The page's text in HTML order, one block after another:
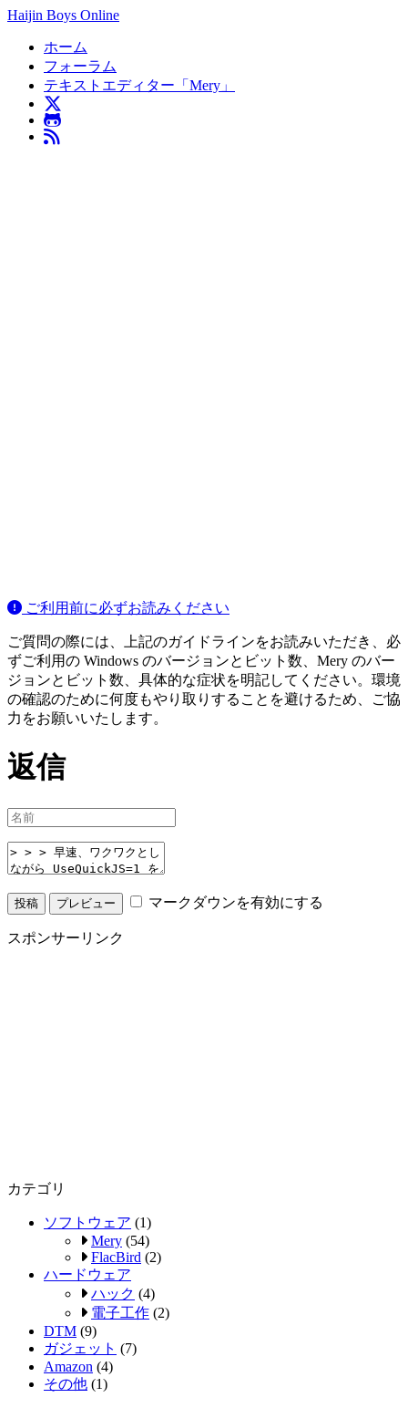
Haijin Boys Online
ホーム
フォーラム
テキストエディター「Mery」
ご利用前に必ずお読みください
ご質問の際には、上記のガイドラインをお読みいただき、必
ずご利用の Windows のバージョンとビット数、Mery のバー
ジョンとビット数、具体的な症状を明記してください。環境
の確認のために何度もやり取りすることを避けるため、ご協
力をお願いいたします。
返信
マークダウンを有効にする
スポンサーリンク
カテゴリ
ソフトウェア (1)
Mery (54)
FlacBird (2)
ハードウェア
ハック (4)
電子工作 (2)
DTM (9)
ガジェット (7)
Amazon (4)
その他 (1)